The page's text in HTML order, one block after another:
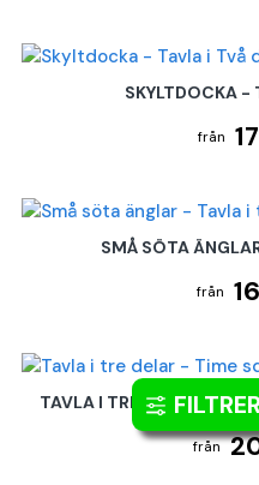
SKYLTDOCKA -
SMÅ SÖTA
TAVLA I TRE DELAR -